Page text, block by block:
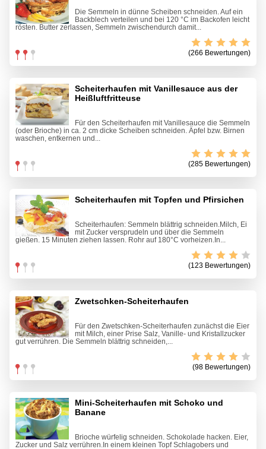
Die Semmeln in dünne Scheiben schneiden. Auf ein
Backblech verteilen und bei 120 °C im Backofen leicht
rösten. Butter zerlassen, Semmeln zwischendurch damit...
(266 Bewertungen)
Scheiterhaufen mit Vanillesauce aus der
Heißluftfritteuse
Für den Scheiterhaufen mit Vanillesauce die Semmeln
(oder Brioche) in ca. 2 cm dicke Scheiben schneiden. Äpfel bzw. Birnen
waschen, entkernen und...
(285 Bewertungen)
Scheiterhaufen mit Topfen und Pfirsichen
Scheiterhaufen: Semmeln blättrig schneiden.Milch, Ei
mit Zucker versprudeln und über die Semmeln
gießen. 15 Minuten ziehen lassen. Rohr auf 180°C vorheizen.In...
(123 Bewertungen)
Zwetschken-Scheiterhaufen
Für den Zwetschken-Scheiterhaufen zunächst die Eier
mit Milch, einer Prise Salz, Vanille- und Kristallzucker
gut verrühren. Die Semmeln blättrig schneiden,...
(98 Bewertungen)
Mini-Scheiterhaufen mit Schoko und
Banane
Brioche würfelig schneiden. Schokolade hacken. Eier,
Zucker und Salz verrühren.In einem kleinen Topf Schlagobers und